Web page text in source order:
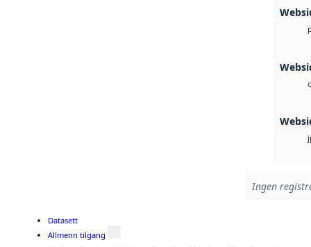
Ingen
Datasett
Allmenn tilgang